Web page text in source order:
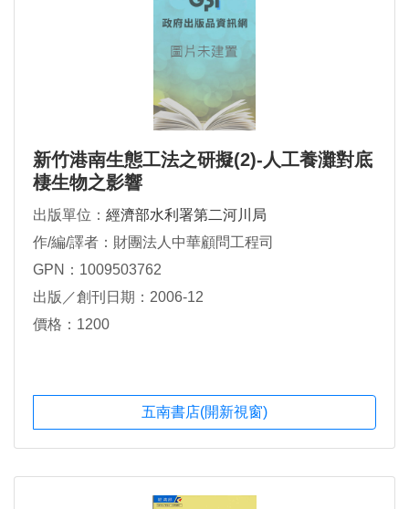
新竹港南生態工法之研擬(2)-人工養灘對底
棲生物之影響
出版單位： 經濟部水利署第二河川局
作/編/譯者：財團法人中華顧問工程司
GPN：1009503762
出版／創刊日期：2006-12
價格：1200
五南書店(開新視窗)